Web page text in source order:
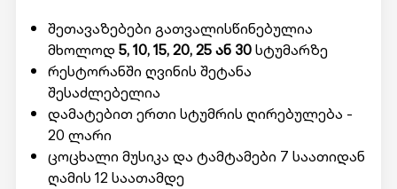
შეთავაზებები გათვალისწინებულია
მხოლოდ 5, 10, 15, 20, 25 ან 30სტუმარზე
რესტორანში ღვინის შეტანა
შესაძლებელია
დამატებით ერთი სტუმრის ღირებულება -
20 ლარი
ცოცხალი მუსიკა და ტამტამები 7 საათიდან
ღამის 12 საათამდე